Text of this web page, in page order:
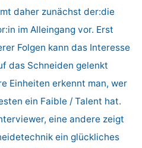
daher zunächst der:die
im Alleingang vor. Erst
Folgen kann das Interesse
das Schneiden gelenkt
Einheiten erkennt man, wer
ein Faible / Talent hat.
eine andere zeigt
ein glückliches